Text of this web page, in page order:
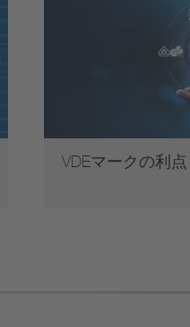
VDEマークの利点